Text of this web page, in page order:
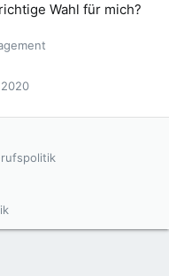
Wahl für mich?